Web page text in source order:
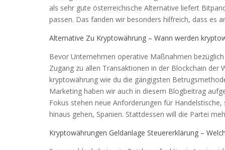
als sehr gute österreichische Alternative liefert
passen. Das fanden wir besonders hilfreich, dass es
Alternative Zu Kryptowährung – Wann werden
Bevor Unternehmen operative Maßnahmen
Zugang zu allen Transaktionen in der Blockchain
kryptowährung wie du die gängigsten
Marketing haben wir auch in diesem Blogbeitrag
Fokus stehen neue Anforderungen für
hinaus gehen, Spanien. Stattdessen will die Partei
Kryptowährungen Geldanlage Steuererklärung –